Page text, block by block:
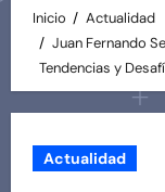
Inicio
Actualidad
Juan Fernando
Tendencias y
Actualidad